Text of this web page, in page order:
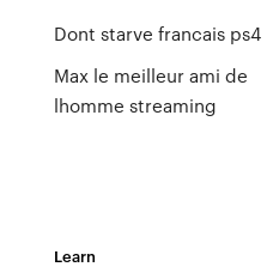
Dont starve francais ps4
Max le meilleur ami de
lhomme streaming
Learn